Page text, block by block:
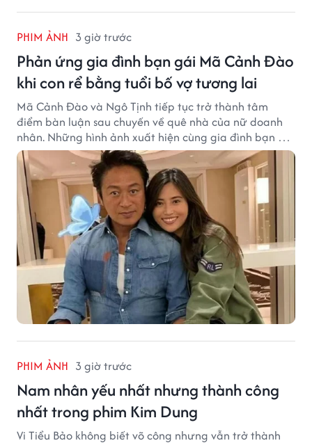
PHIM ẢNH 3 giờ trước
Phản ứng gia đình bạn gái Mã Cảnh Đào
khi con rể bằng tuổi bố vợ tương lai
Mã Cảnh Đào và Ngô Tịnh tiếp tục trở thành tâm
điểm bàn luận sau chuyến về quê nhà của nữ doanh
nhân. Những hình ảnh xuất hiện cùng gia đình bạn gái
Mã Cảnh Đào đang thu hút sự quan tâm trên mạng
xã hội.
PHIM ẢNH 3 giờ trước
Nam nhân yếu nhất nhưng thành công
nhất trong phim Kim Dung
Vi Tiểu Bảo không biết võ công nhưng vẫn trở thành